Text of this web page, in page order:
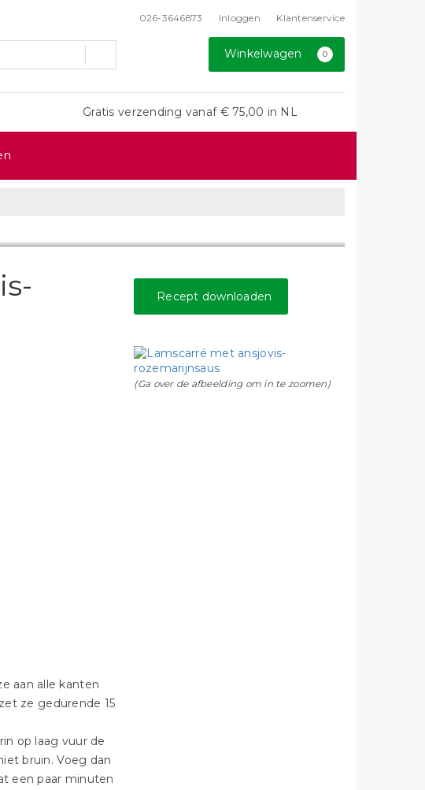
026-3646873 Inloggen Klantenservice
Winkelwagen 0
Gratis verzending vanaf € 75,00 in NL
aan alle kanten
ze gedurende 15
op laag vuur de
bruin. Voeg dan
een paar minuten
Recept downloaden
(Ga over de afbeelding om in te zoomen)